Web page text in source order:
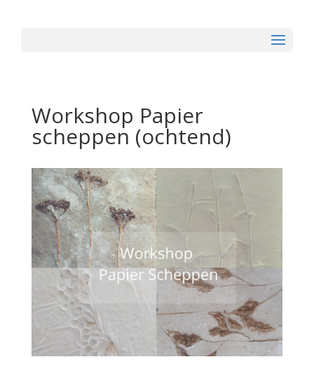
Workshop Papier
scheppen (ochtend)